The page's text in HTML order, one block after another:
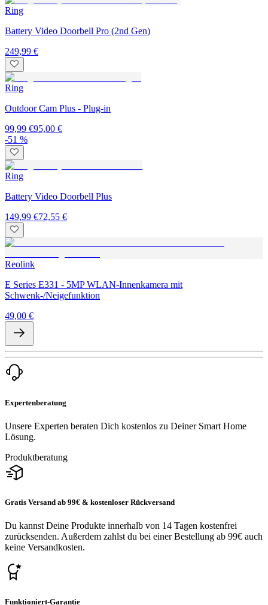
Ring
Battery Video Doorbell Pro (2nd Gen)
249,99 €
Ring
Outdoor Cam Plus - Plug-in
99,99 €95,00 €
-51 %
Ring
Battery Video Doorbell Plus
149,99 €72,55 €
Reolink
E Series E331 - 5MP WLAN-Innenkamera mit
Schwenk-/Neigefunktion
49,00 €
Expertenberatung
Unsere Experten beraten Dich kostenlos zu Deiner Smart Home
Lösung.
Produktberatung
Gratis Versand ab 99€ & kostenloser Rückversand
Du kannst Deine Produkte innerhalb von 14 Tagen kostenfrei
zurücksenden. Außerdem zahlst du bei einer Bestellung ab 99€ auch
keine Versandkosten.
Funktioniert-Garantie